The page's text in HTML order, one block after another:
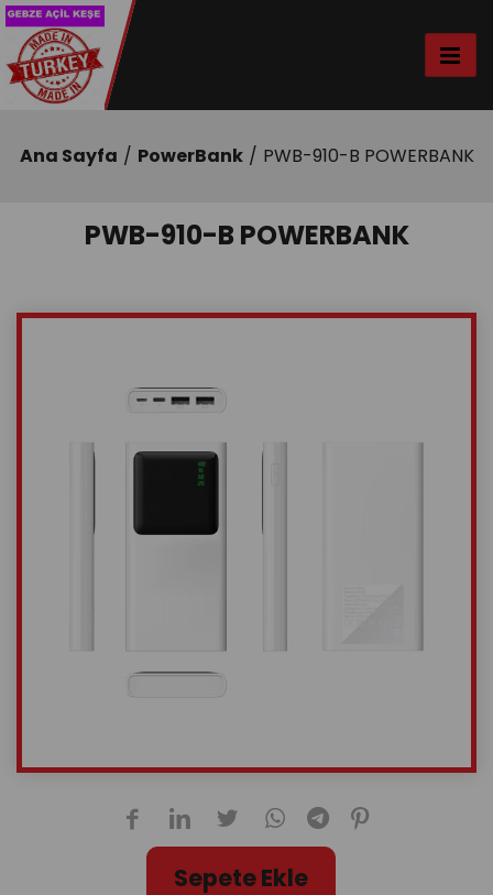
Ana Sayfa PowerBank PWB-910-B POWERBANK
PWB-910-B POWERBANK
Sepete Ekle